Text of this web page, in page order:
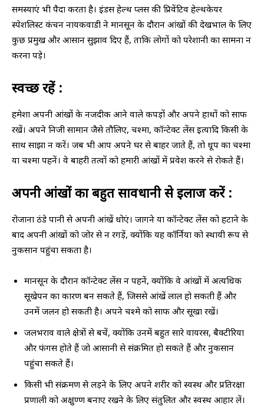
समस्याएं भी पैदा करता है। इंडस हेल्थ प्लस की प्रिवेंटिव हेल्थकेयर
स्पेशलिस्ट कंचन नायकवाडी ने मानसून के दौरान आंखों की देखभाल के लिए
कुछ प्रमुख और आसान सुझाव दिए हैं, ताकि लोगों को परेशानी का सामना न
करना पड़े।
स्वच्छ रहें :
हमेशा अपनी आंखों के नजदीक आने वाले कपड़ों और अपने हाथों को साफ
रखें। अपने निजी सामान जैसे तौलिए, चश्मा, कॉन्टेक्ट लेंस इत्यादि किसी के
साथ साझा न करें। जब भी आप अपने घर से बाहर जाते हैं, तो धूप का चश्मा
या चश्मा पहनें। वे बाहरी तत्वों को हमारी आंखों में प्रवेश करने से रोकते हैं।
अपनी आंखों का बहुत सावधानी से इलाज करें :
रोजाना ठंडे पानी से अपनी आंखें धोएं। जागने या कॉन्टेक्ट लेंस को हटाने के
बाद अपनी आंखों को जोर से न रगड़ें, क्योंकि यह कॉर्निया को स्थायी रूप से
नुकसान पहुंचा सकता है।
मानसून के दौरान कॉन्टेक्ट लेंस न पहनें, क्योंकि वे आंखों में अत्यधिक
सूखेपन का कारण बन सकते हैं, जिससे आंखें लाल हो सकती हैं और
उनमें जलन हो सकती है। अपने चश्मे को साफ और सूखा रखें।
जलभराव वाले क्षेत्रों से बचें, क्योंकि उनमें बहुत सारे वायरस, बैक्टीरिया
और फंगस होते हैं जो आसानी से संक्रमित हो सकते हैं और नुकसान
पहुंचा सकते हैं।
किसी भी संक्रमण से लड़ने के लिए अपने शरीर को स्वस्थ और प्रतिरक्षा
प्रणाली को अक्षुण्ण बनाए रखने के लिए संतुलित और स्वस्थ आहार लें।